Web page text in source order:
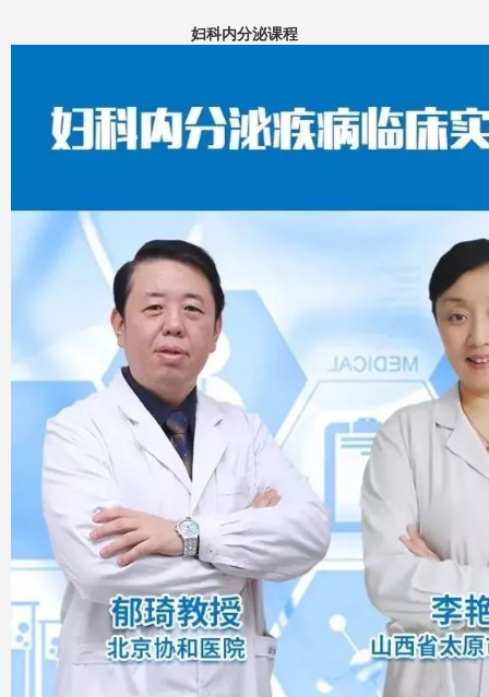
妇科内分泌课程